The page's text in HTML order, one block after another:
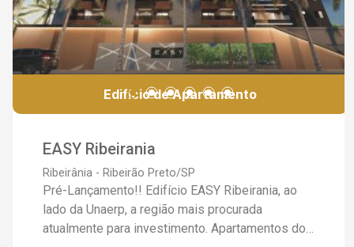
Edifício de Apartamento
EASY Ribeirania
Ribeirânia - Ribeirão Preto/SP
Pré-Lançamento!! Edifício EASY Ribeirania, ao
lado da Unaerp, a região mais procurada
atualmente para investimento. Apartamentos do